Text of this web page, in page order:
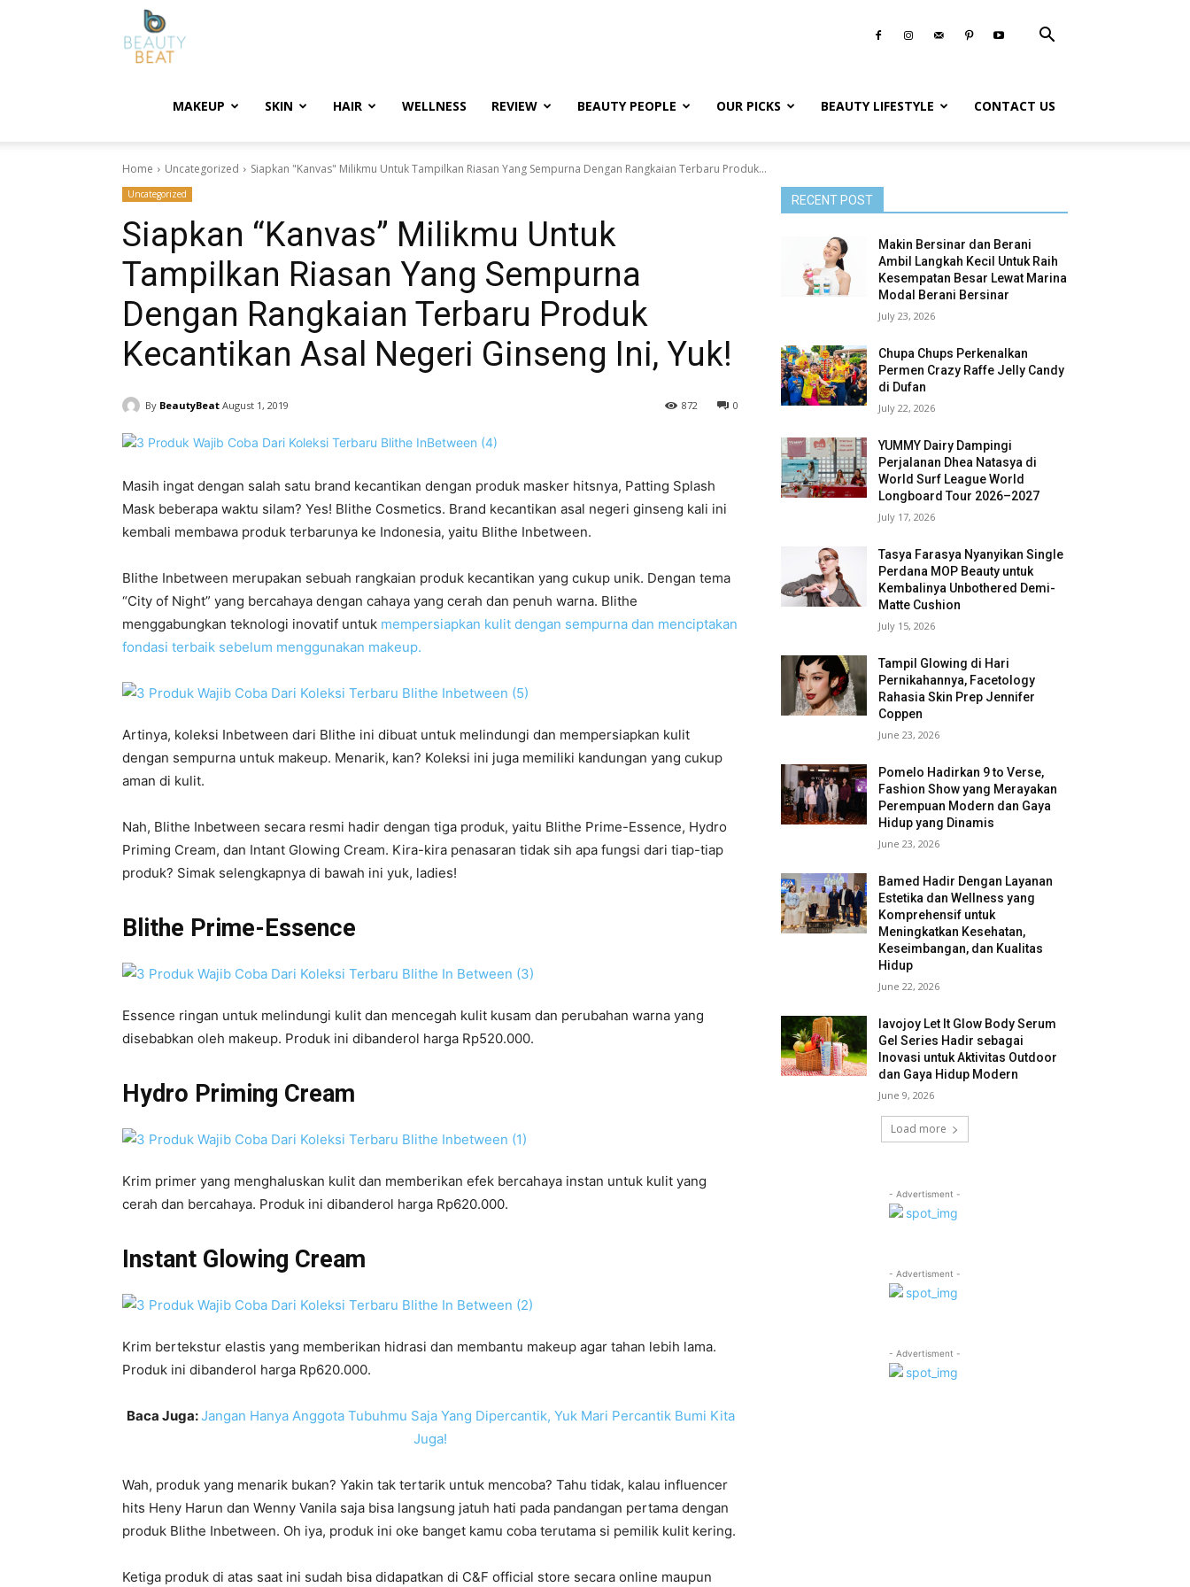
MAKEUP SKIN HAIR WELLNESS REVIEW BEAUTY PEOPLE OUR PICKS BEAUTY LIFESTYLE CONTACT US
Home Uncategorized Siapkan "Kanvas" Milikmu Untuk Tampilkan Riasan Yang Sempurna Dengan Rangkaian Terbaru Produk...
Uncategorized
Siapkan “Kanvas” Milikmu Untuk
Tampilkan Riasan Yang Sempurna
Dengan Rangkaian Terbaru Produk
Kecantikan Asal Negeri Ginseng Ini, Yuk!
By BeautyBeat August 1, 2019 0
872
Masih ingat dengan salah satu brand kecantikan dengan produk masker hitsnya, Patting Splash
Mask beberapa waktu silam? Yes! Blithe Cosmetics. Brand kecantikan asal negeri ginseng kali ini
kembali membawa produk terbarunya ke Indonesia, yaitu Blithe Inbetween.
Blithe Inbetween merupakan sebuah rangkaian produk kecantikan yang cukup unik. Dengan tema
“City of Night” yang bercahaya dengan cahaya yang cerah dan penuh warna. Blithe
menggabungkan teknologi inovatif untuk mempersiapkan kulit dengan sempurna dan menciptakan
fondasi terbaik sebelum menggunakan makeup.
Artinya, koleksi Inbetween dari Blithe ini dibuat untuk melindungi dan mempersiapkan kulit
dengan sempurna untuk makeup. Menarik, kan? Koleksi ini juga memiliki kandungan yang cukup
aman di kulit.
Nah, Blithe Inbetween secara resmi hadir dengan tiga produk, yaitu Blithe Prime-Essence, Hydro
Priming Cream, dan Intant Glowing Cream. Kira-kira penasaran tidak sih apa fungsi dari tiap-tiap
produk? Simak selengkapnya di bawah ini yuk, ladies!
Blithe Prime-Essence
Essence ringan untuk melindungi kulit dan mencegah kulit kusam dan perubahan warna yang
disebabkan oleh makeup. Produk ini dibanderol harga Rp520.000.
Hydro Priming Cream
Krim primer yang menghaluskan kulit dan memberikan efek bercahaya instan untuk kulit yang
cerah dan bercahaya. Produk ini dibanderol harga Rp620.000.
Instant Glowing Cream
Krim bertekstur elastis yang memberikan hidrasi dan membantu makeup agar tahan lebih lama.
Produk ini dibanderol harga Rp620.000.
Baca Juga:Jangan Hanya Anggota Tubuhmu Saja Yang Dipercantik, Yuk Mari Percantik Bumi Kita
Juga!
Wah, produk yang menarik bukan? Yakin tak tertarik untuk mencoba? Tahu tidak, kalau influencer
hits Heny Harun dan Wenny Vanila saja bisa langsung jatuh hati pada pandangan pertama dengan
produk Blithe Inbetween. Oh iya, produk ini oke banget kamu coba terutama si pemilik kulit kering.
Ketiga produk di atas saat ini sudah bisa didapatkan di C&F official store secara online maupun
RECENT POST
Makin Bersinar dan Berani
Ambil Langkah Kecil Untuk Raih
Kesempatan Besar Lewat Marina
Modal Berani Bersinar
July 23, 2026
Chupa Chups Perkenalkan
Permen Crazy Raffe Jelly Candy
di Dufan
July 22, 2026
YUMMY Dairy Dampingi
Perjalanan Dhea Natasya di
World Surf League World
Longboard Tour 2026–2027
July 17, 2026
Tasya Farasya Nyanyikan Single
Perdana MOP Beauty untuk
Kembalinya Unbothered Demi-
Matte Cushion
July 15, 2026
Tampil Glowing di Hari
Pernikahannya, Facetology
Rahasia Skin Prep Jennifer
Coppen
June 23, 2026
Pomelo Hadirkan 9 to Verse,
Fashion Show yang Merayakan
Perempuan Modern dan Gaya
Hidup yang Dinamis
June 23, 2026
Bamed Hadir Dengan Layanan
Estetika dan Wellness yang
Komprehensif untuk
Meningkatkan Kesehatan,
Keseimbangan, dan Kualitas
Hidup
June 22, 2026
lavojoy Let It Glow Body Serum
Gel Series Hadir sebagai
Inovasi untuk Aktivitas Outdoor
dan Gaya Hidup Modern
June 9, 2026
Load more
- Advertisment -
- Advertisment -
- Advertisment -